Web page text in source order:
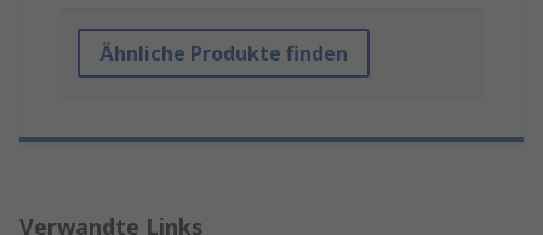
Ähnliche Produkte finden
Verwandte Links